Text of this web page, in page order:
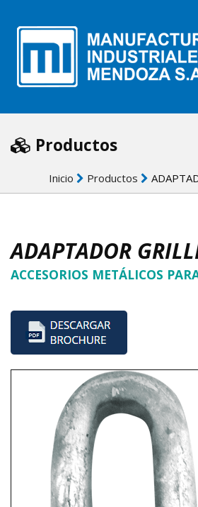
Productos
Inicio Productos
ADAPTADOR
ACCESORIOS METÁLICOS